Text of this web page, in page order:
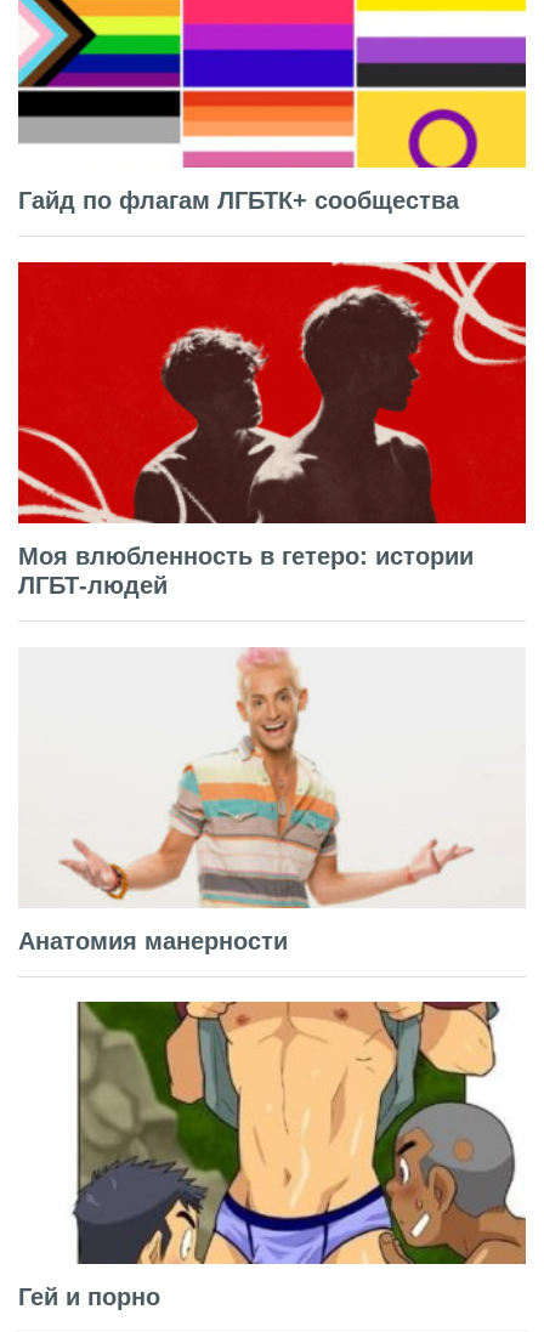
Гайд по флагам ЛГБТК+ сообщества
Моя влюбленность в гетеро: истории
ЛГБТ-людей
Анатомия манерности
Гей и порно